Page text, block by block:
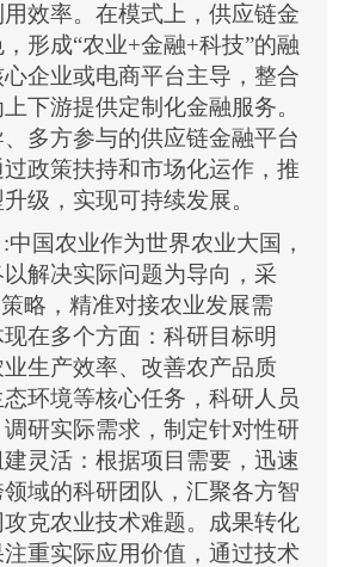
效率。在模式上，供应链金
形成“农业+金融+科技”的融
企业或电商平台主导，整合
下游提供定制化金融服务。
多方参与的供应链金融平台
政策扶持和市场化运作，推
级，实现可持续发展。
:中国农业作为世界农业大国，
解决实际问题为导向，采
略，精准对接农业发展需
在多个方面：科研目标明
生产效率、改善农产品质
环境等核心任务，科研人员
研实际需求，制定针对性研
灵活：根据项目需要，迅速
域的科研团队，汇聚各方智
克农业技术难题。成果转化
重实际应用价值，通过技术